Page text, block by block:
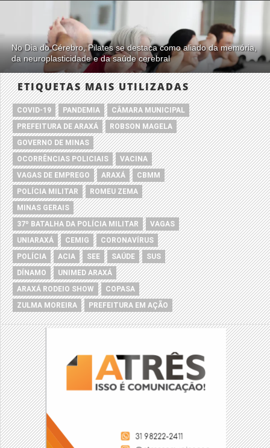
No Dia do Cérebro, Pilates se destaca como aliado da memória,
da neuroplasticidade e da saúde cerebral
ETIQUETAS MAIS UTILIZADAS
COVID-19 PANDEMIA
CÂMARA MUNICIPAL
PREFEITURA DE ARAXÁ
ROBSON MAGELA
GOVERNO DE MINAS
OCORRÊNCIAS POLICIAIS
VACINA
VAGAS DE EMPREGO
ARAXÁ
CBMM
POLÍCIA MILITAR
ROMEU ZEMA
MINAS GERAIS
37º BATALHA DA POLÍCIA MILITAR
VAGAS
UNIARAXÁ
CEMIG
CORONAVÍRUS
POLÍCIA
ACIA SEE SAÚDE
SUS
DÍNAMO
UNIMED ARAXÁ
ARAXÁ RODEIO SHOW
COPASA
ZULMA MOREIRA
PREFEITURA EM AÇÃO